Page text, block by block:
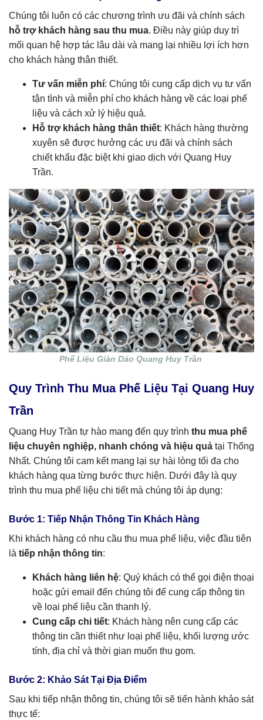
Chúng tôi luôn có các chương trình ưu đãi và chính sách
hỗ trợ khách hàng sau thu mua. Điều này giúp duy trì
mối quan hệ hợp tác lâu dài và mang lại nhiều lợi ích hơn
cho khách hàng thân thiết.
Tư vấn miễn phí: Chúng tôi cung cấp dịch vụ tư vấn
tận tình và miễn phí cho khách hàng về các loại phế
liệu và cách xử lý hiệu quả.
Hỗ trợ khách hàng thân thiết: Khách hàng thường
xuyên sẽ được hưởng các ưu đãi và chính sách
chiết khấu đặc biệt khi giao dịch với Quang Huy
Trần.
Phế Liệu Giàn Dáo Quang Huy Trần
Quy Trình Thu Mua Phế Liệu Tại Quang Huy
Trần
Quang Huy Trần tự hào mang đến quy trình thu mua phế
liệu chuyên nghiệp, nhanh chóng và hiệu quả tại Thống
Nhất. Chúng tôi cam kết mang lại sự hài lòng tối đa cho
khách hàng qua từng bước thực hiện. Dưới đây là quy
trình thu mua phế liệu chi tiết mà chúng tôi áp dụng:
Bước 1: Tiếp Nhận Thông Tin Khách Hàng
Khi khách hàng có nhu cầu thu mua phế liệu, việc đầu tiên
là tiếp nhận thông tin:
Khách hàng liên hệ: Quý khách có thể gọi điện thoại
hoặc gửi email đến chúng tôi để cung cấp thông tin
về loại phế liệu cần thanh lý.
Cung cấp chi tiết: Khách hàng nên cung cấp các
thông tin cần thiết như loại phế liệu, khối lượng ước
tính, địa chỉ và thời gian muốn thu gom.
Bước 2: Khảo Sát Tại Địa Điểm
Sau khi tiếp nhận thông tin, chúng tôi sẽ tiến hành khảo sát
thực tế: